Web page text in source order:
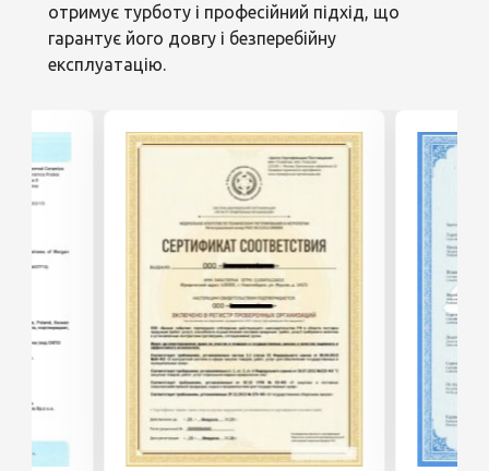
отримує турботу і професійний підхід, що
гарантує його довгу і безперебійну
експлуатацію.